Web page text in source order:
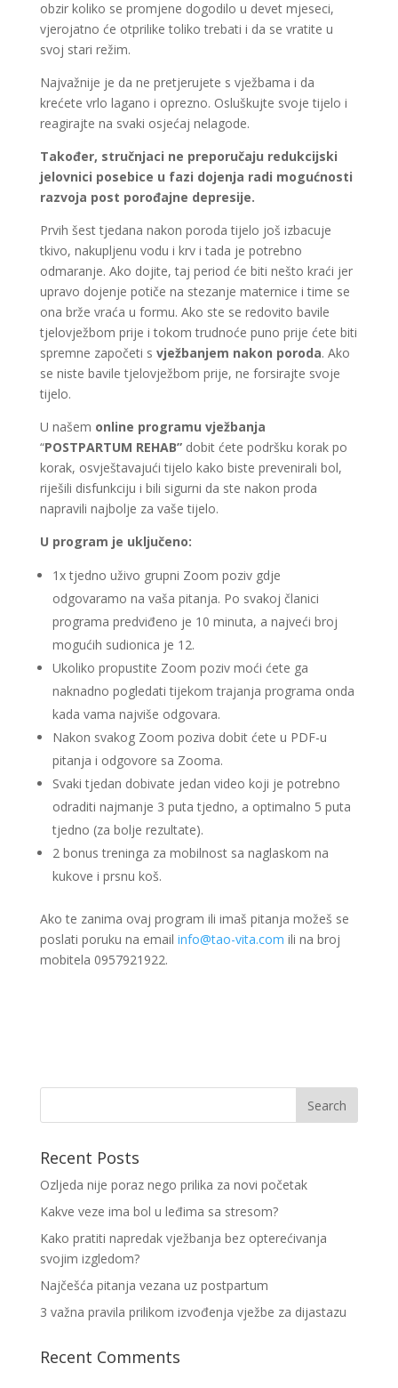
obzir koliko se promjene dogodilo u devet mjeseci,
vjerojatno će otprilike toliko trebati i da se vratite u
svoj stari režim.
Najvažnije je da ne pretjerujete s vježbama i da
krećete vrlo lagano i oprezno. Osluškujte svoje tijelo i
reagirajte na svaki osjećaj nelagode.
Također, stručnjaci ne preporučaju redukcijski
jelovnici posebice u fazi dojenja radi mogućnosti
razvoja post porođajne depresije.
Prvih šest tjedana nakon poroda tijelo još izbacuje
tkivo, nakupljenu vodu i krv i tada je potrebno
odmaranje. Ako dojite, taj period će biti nešto kraći jer
upravo dojenje potiče na stezanje maternice i time se
ona brže vraća u formu. Ako ste se redovito bavile
tjelovježbom prije i tokom trudnoće puno prije ćete biti
spremne započeti s vježbanjem nakon poroda. Ako
se niste bavile tjelovježbom prije, ne forsirajte svoje
tijelo.
U našem online programu vježbanja
“POSTPARTUM REHAB” dobit ćete podršku korak po
korak, osvještavajući tijelo kako biste prevenirali bol,
riješili disfunkciju i bili sigurni da ste nakon proda
napravili najbolje za vaše tijelo.
U program je uključeno:
1x tjedno uživo grupni Zoom poziv gdje
odgovaramo na vaša pitanja. Po svakoj članici
programa predviđeno je 10 minuta, a najveći broj
mogućih sudionica je 12.
Ukoliko propustite Zoom poziv moći ćete ga
naknadno pogledati tijekom trajanja programa onda
kada vama najviše odgovara.
Nakon svakog Zoom poziva dobit ćete u PDF-u
pitanja i odgovore sa Zooma.
Svaki tjedan dobivate jedan video koji je potrebno
odraditi najmanje 3 puta tjedno, a optimalno 5 puta
tjedno (za bolje rezultate).
2 bonus treninga za mobilnost sa naglaskom na
kukove i prsnu koš.
Ako te zanima ovaj program ili imaš pitanja možeš se
poslati poruku na email info@tao-vita.com ili na broj
mobitela 0957921922.
Recent Posts
Ozljeda nije poraz nego prilika za novi početak
Kakve veze ima bol u leđima sa stresom?
Kako pratiti napredak vježbanja bez opterećivanja
svojim izgledom?
Najčešća pitanja vezana uz postpartum
3 važna pravila prilikom izvođenja vježbe za dijastazu
Recent Comments